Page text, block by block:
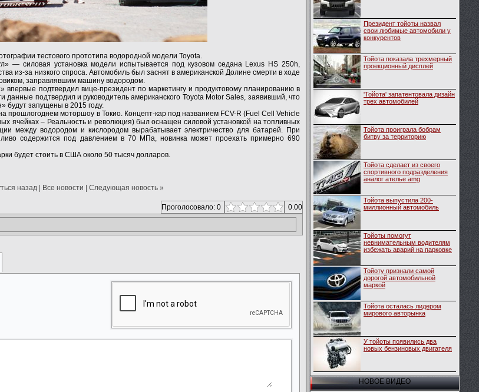
тестового прототипа водородной модели Toyota.
— силовая установка модели испытывается под кузовом седана Lexus HS 250h,
из-за низкого спроса. Автомобиль был заснят в американской Долине смерти в ходе
заправлявшим машину водородом.
подтвердил вице-президент по маркетингу и продуктовому планированию в
данные подтвердил и руководитель американского Toyota Motor Sales, заявивший, что
будут запущены в 2015 году.
прошлогоднем моторшоу в Токио. Концепт-кар под названием FCV-R (Fuel Cell Vehicle
ячейках – Реальность и революция) был оснащен силовой установкой на топливных
между водородом и кислородом вырабатывает электричество для батарей. При
содержится под давлением в 70 МПа, новинка может проехать примерно 690
будет стоить в США около 50 тысяч долларов.
назад| Все новости Следующая новость »
Проголосовало: 0
0.00
Президент тойоты назвал
свои любимые автомобили у
конкурентов
Тойота показала трехмерный
проекционный дисплей
'Тойота' запатентовала дизайн
трех автомобилей
Тойота проиграла бобрам
битву за территорию
Тойота сделает из своего
спортивного подразделения
аналог ателье amg
Тойота выпустила 200-
миллионный автомобиль
Тойоты помогут
невнимательным водителям
избежать аварий на парковке
Тойоту признали самой
дорогой автомобильной
маркой
Тойота осталась лидером
мирового авторынка
У тойоты появились два
новых бензиновых двигателя
НОВОЕ ВИДЕО